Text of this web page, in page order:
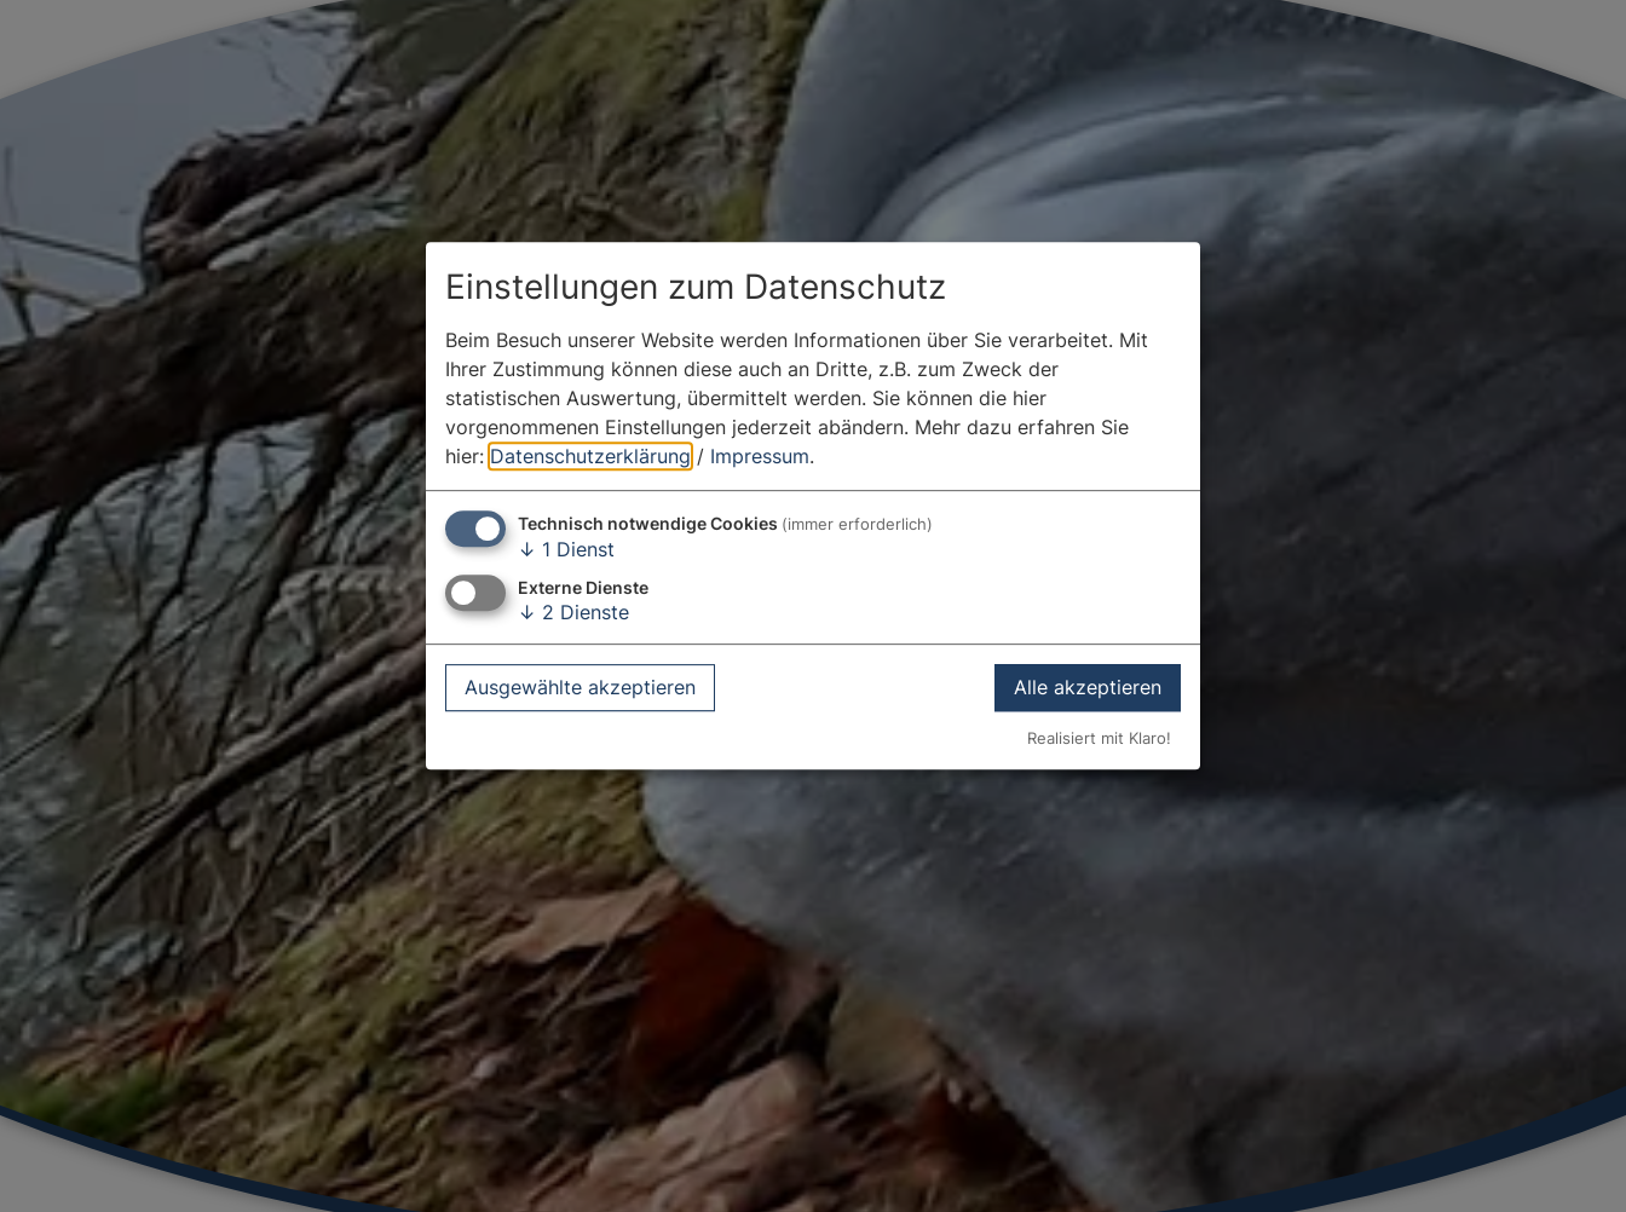
Einstellungen zum Datenschutz
Beim Besuch unserer Website werden Informationen über Sie verarbeitet. Mit
Ihrer Zustimmung können diese auch an Dritte, z.B. zum Zweck der
statistischen Auswertung, übermittelt werden. Sie können die hier
vorgenommenen Einstellungen jederzeit abändern. Mehr dazu erfahren Sie
hier: Datenschutzerklärung / Impressum.
Technisch notwendige Cookies (immer erforderlich)
↓ 1 Dienst
Externe Dienste
↓ 2 Dienste
Ausgewählte akzeptieren Alle akzeptieren
Realisiert mit Klaro!